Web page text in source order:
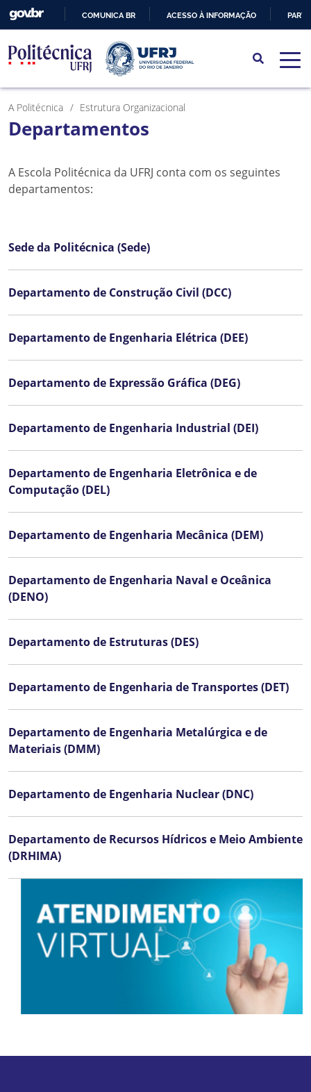
PARA
O
CONTEÚDO
COMUNICA BR ACESSO À INFORMAÇÃO
A Politécnica Estrutura Organizacional
Departamentos
A Escola Politécnica da UFRJ conta com os seguintes
departamentos:
Sede da Politécnica (Sede)
Departamento de Construção Civil (DCC)
Departamento de Engenharia Elétrica (DEE)
Departamento de Expressão Gráfica (DEG)
Departamento de Engenharia Industrial (DEI)
Departamento de Engenharia Eletrônica e de
Computação (DEL)
Departamento de Engenharia Mecânica (DEM)
Departamento de Engenharia Naval e Oceânica
(DENO)
Departamento de Estruturas (DES)
Departamento de Engenharia de Transportes (DET)
Departamento de Engenharia Metalúrgica e de
Materiais (DMM)
Departamento de Engenharia Nuclear (DNC)
Departamento de Recursos Hídricos e Meio Ambiente
(DRHIMA)